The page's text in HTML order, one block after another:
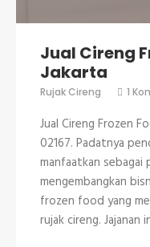
Jual Cireng
Jakarta
Rujak Cireng 1
Jual Cireng Frozen
02167. Padatnya
manfaatkan sebagai
mengembangkan
frozen food yang
rujak cireng.